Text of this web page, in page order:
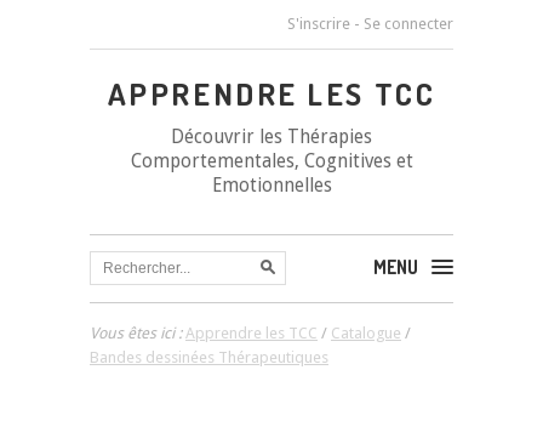
S'inscrire - Se connecter
APPRENDRE LES TCC
Découvrir les Thérapies
Comportementales, Cognitives et
Emotionnelles
MENU
Vous êtes ici :Apprendre les TCC / Catalogue /
Bandes dessinées Thérapeutiques